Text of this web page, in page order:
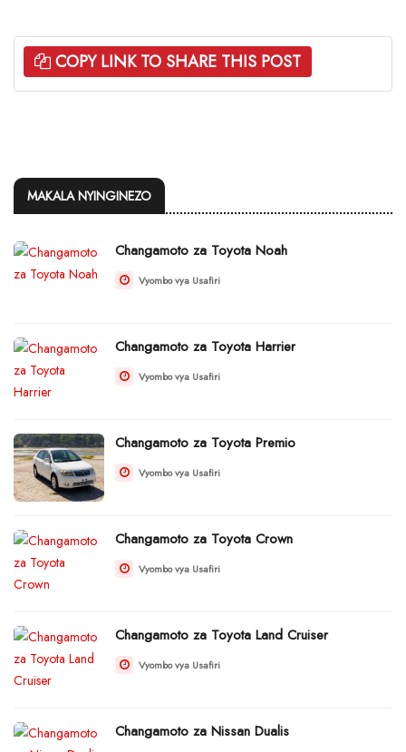
COPY LINK TO SHARE THIS POST
MAKALA NYINGINEZO
Changamoto za Toyota Noah
Vyombo vya Usafiri
Changamoto za Toyota Harrier
Vyombo vya Usafiri
Changamoto za Toyota Premio
Vyombo vya Usafiri
Changamoto za Toyota Crown
Vyombo vya Usafiri
Changamoto za Toyota Land Cruiser
Vyombo vya Usafiri
Changamoto za Nissan Dualis